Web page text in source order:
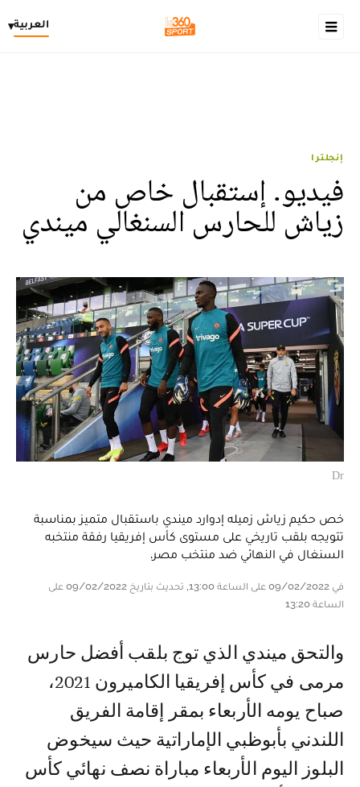
العربية▾
إنجلترا
فيديو. إستقبال خاص من
زياش للحارس السنغالي ميندي
Dr
خص حكيم زياش زميله إدوارد ميندي باستقبال متميز بمناسبة
تتويجه بلقب تاريخي على مستوى كأس إفريقيا رفقة منتخبه
السنغال في النهائي ضد منتخب مصر.
في 09/02/2022 على الساعة 13:00, تحديث بتاريخ 09/02/2022 على
الساعة 13:20
والتحق ميندي الذي توج بلقب أفضل حارس
مرمى في كأس إفريقيا الكاميرون 2021،
صباح يومه الأربعاء بمقر إقامة الفريق
اللندني بأبوظبي الإماراتية حيث سيخوض
البلوز اليوم الأربعاء مباراة نصف نهائي كأس